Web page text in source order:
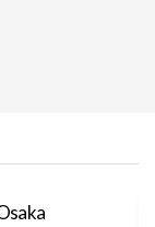
Jisha